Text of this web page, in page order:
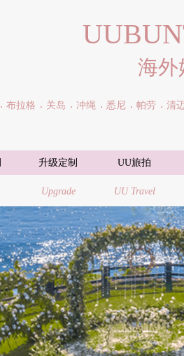
海外
布拉格 关岛 冲绳 悉尼 帕劳 清迈
升级定制
Upgrade
UU旅拍
UU Travel